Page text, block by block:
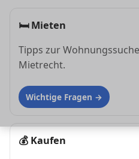
🛏Mieten
Tipps zur
Mietrecht.
Wichtige Fragen
💰 Kaufen